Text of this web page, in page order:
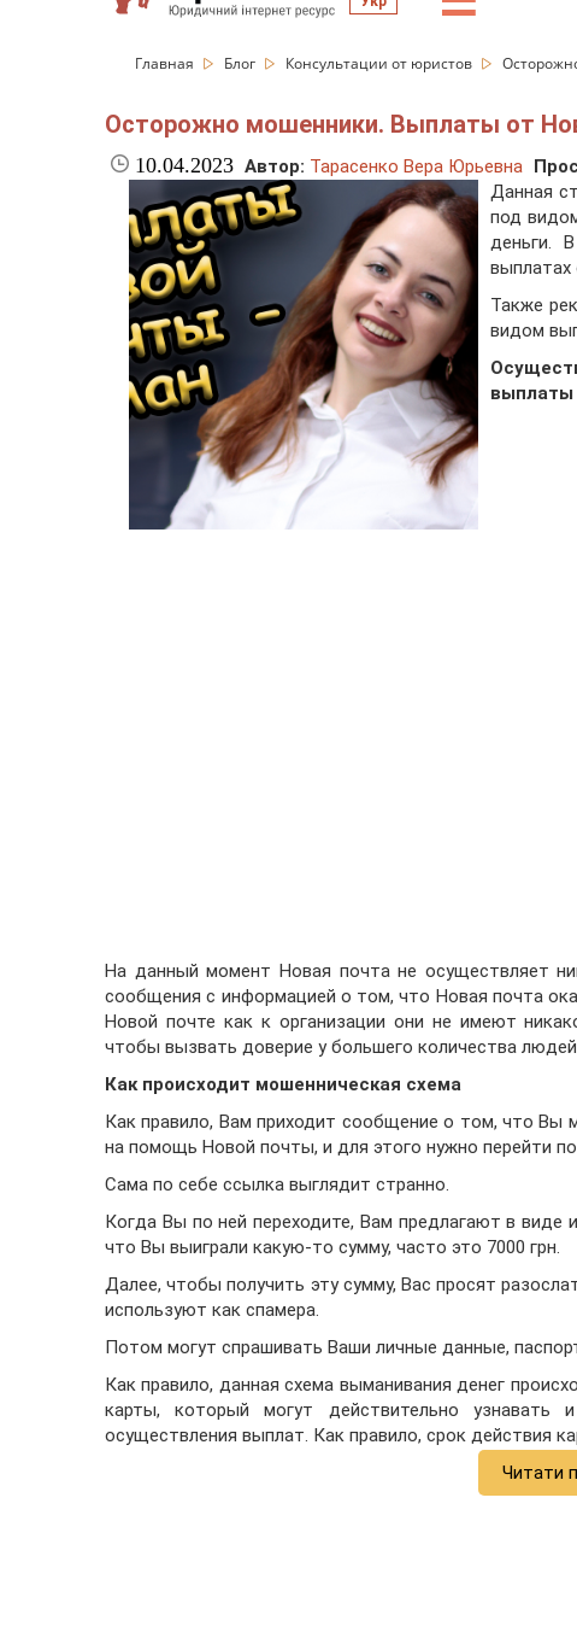
Главная Блог Консультации от юристов
Осторожно мошенники. Выплаты от
10.04.2023 Автор: Тарасенко Вера Юрьевна
Данная
под
деньги.
выплатах
Также
видом
выплаты
На данный момент Новая почта не осуществляет
сообщения с информацией о том, что Новая почта
Новой почте как к организации они не имеют
чтобы вызвать доверие у большего количества
Как происходит мошенническая схема
Как правило, Вам приходит сообщение о том, что Вы
на помощь Новой почты, и для этого нужно перейти
Сама по себе ссылка выглядит странно.
Когда Вы по ней переходите, Вам предлагают в
что Вы выиграли какую-то сумму, часто это 7000 грн.
Далее, чтобы получить эту сумму, Вас просят
используют как спамера.
Потом могут спрашивать Ваши личные данные,
Как правило, данная схема выманивания денег
карты, который могут действительно узнавать
осуществления выплат. Как правило, срок действия
Читати